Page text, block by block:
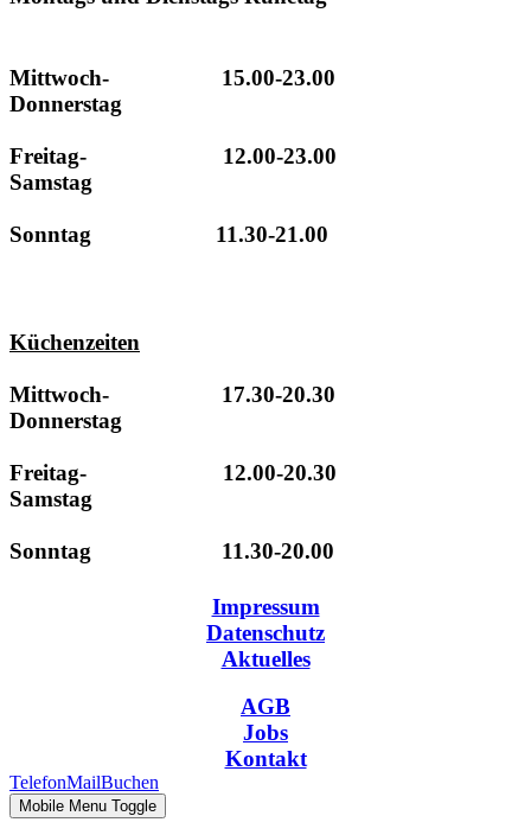
Mittwoch- 15.00-23.00
Donnerstag
Freitag- 12.00-23.00
Samstag
Sonntag 11.30-21.00
Küchenzeiten
Mittwoch- 17.30-20.30
Donnerstag
Freitag- 12.00-20.30
Samstag
Sonntag 11.30-20.00
Impressum
Datenschutz
Aktuelles
AGB
Jobs
Kontakt
TelefonMailBuchen
Mobile Menu Toggle